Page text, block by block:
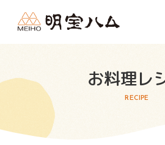
お料理レ
RECIPE